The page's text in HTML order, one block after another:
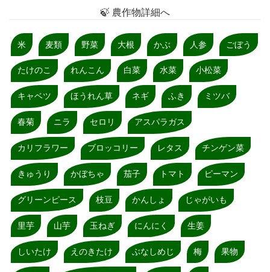
🍃 農作物詳細へ
米 麦類 野菜 大根 かぶ 人参 ごぼう
たけのこ れんこん 白菜 水菜 小松菜
キャベツ ほうれん草 ネギ ふき ミツバ
春菊 ニラ セロリ アスパラガス
カリフラワー ブロッコリー レタス チンゲン菜
きゅうり かぼちゃ 茄子 トマト ピーマン
グリーンピース 枝豆 かんしょ じゃがいも
里芋 山芋 玉ねぎ にんにく 生姜
しいたけ えのきたけ ぶなしめじ 梅 果物